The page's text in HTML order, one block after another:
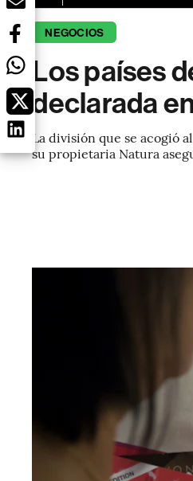
NEGOCIOS
Los países
declarada
La división que se acogió
su propietaria Natura